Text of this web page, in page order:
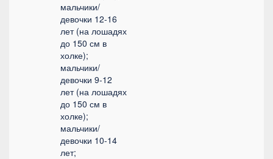
мальчики/
девочки 12-16
лет (на лошадях
до 150 см в
холке);
мальчики/
девочки 9-12
лет (на лошадях
до 150 см в
холке);
мальчики/
девочки 10-14
лет;